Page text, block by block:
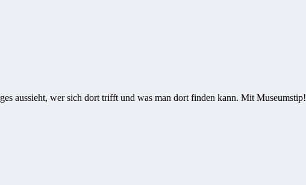
aussieht, wer sich dort trifft und was man dort finden kann. Mit Museumstip!